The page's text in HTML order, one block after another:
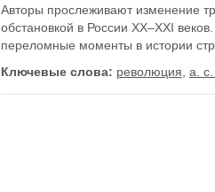
Авторы прослеживают изменение
обстановкой в России XX–XXI
переломные моменты в истории
Ключевые слова: революция а.